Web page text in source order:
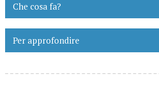
Che cosa fa?
Per approfondire